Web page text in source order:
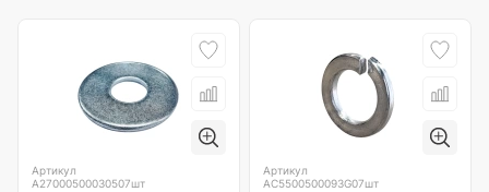
Артикул
А27000500030507шт
Артикул
АС5500500093G07шт